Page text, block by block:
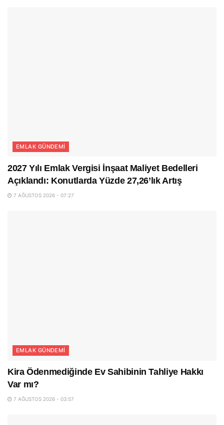
EMLAK GÜNDEMI
2027 Yılı Emlak Vergisi İnşaat Maliyet Bedelleri
Açıklandı: Konutlarda Yüzde 27,26’lık Artış
7 AĞUSTOS 2026 - 07:27
EMLAK GÜNDEMI
Kira Ödenmediğinde Ev Sahibinin Tahliye Hakkı
Var mı?
7 AĞUSTOS 2026 - 03:57